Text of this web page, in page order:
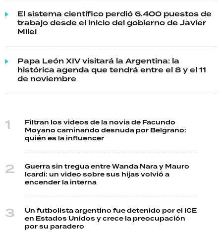
El sistema científico perdió 6.400 puestos de
trabajo desde el inicio del gobierno de Javier
Milei
Papa León XIV visitará la Argentina: la
histórica agenda que tendrá entre el 8 y el 11
de noviembre
Filtran los videos de la novia de Facundo
Moyano caminando desnuda por Belgrano:
quién es la influencer
Guerra sin tregua entre Wanda Nara y Mauro
Icardi: un video sobre sus hijas volvió a
encender la interna
Un futbolista argentino fue detenido por el ICE
en Estados Unidos y crece la preocupación
por su paradero